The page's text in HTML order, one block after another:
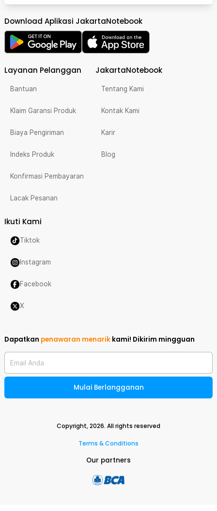
Download Aplikasi JakartaNotebook
Layanan Pelanggan
Bantuan
Klaim Garansi Produk
Biaya Pengiriman
Indeks Produk
Konfirmasi Pembayaran
Lacak Pesanan
JakartaNotebook
Tentang Kami
Kontak Kami
Karir
Blog
Ikuti Kami
Tiktok
Instagram
Facebook
X
Dapatkan penawaran menarik kami! Dikirim mingguan
Email Anda
Mulai Berlangganan
Copyright,2026. All rights reserved
Terms & Conditions
Our partners